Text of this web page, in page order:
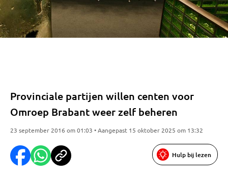
Provinciale partijen willen centen voor
Omroep Brabant weer zelf beheren
23 september 2016 om 01:03 • Aangepast 15 oktober 2025 om 13:32
Hulp bij lezen